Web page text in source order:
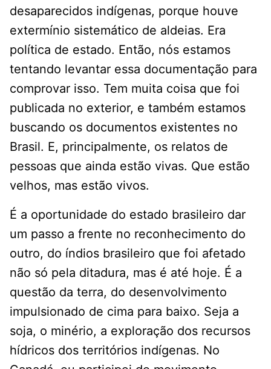
desaparecidos indígenas, porque houve
extermínio sistemático de aldeias. Era
política de estado. Então, nós estamos
tentando levantar essa documentação para
comprovar isso. Tem muita coisa que foi
publicada no exterior, e também estamos
buscando os documentos existentes no
Brasil. E, principalmente, os relatos de
pessoas que ainda estão vivas. Que estão
velhos, mas estão vivos.
É a oportunidade do estado brasileiro dar
um passo a frente no reconhecimento do
outro, do índios brasileiro que foi afetado
não só pela ditadura, mas é até hoje. É a
questão da terra, do desenvolvimento
impulsionado de cima para baixo. Seja a
soja, o minério, a exploração dos recursos
hídricos dos territórios indígenas. No